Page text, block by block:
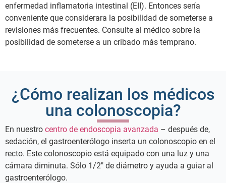
enfermedad inflamatoria intestinal (EII). Entonces sería
conveniente que considerara la posibilidad de someterse a
revisiones más frecuentes. Consulte al médico sobre la
posibilidad de someterse a un cribado más temprano.
¿Cómo realizan los médicos
una colonoscopia?
En nuestro centro de endoscopia avanzada – después de,
sedación, el gastroenterólogo inserta un colonoscopio en el
recto. Este colonoscopio está equipado con una luz y una
cámara diminuta. Sólo 1/2″ de diámetro y ayuda a guiar al
gastroenterólogo.